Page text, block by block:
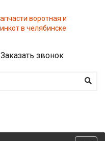
Заказать звонок